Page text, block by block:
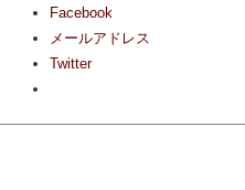
Facebook
メールアドレス
Twitter